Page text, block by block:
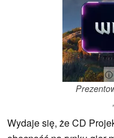
ⓘ
Wydaje się, że CD